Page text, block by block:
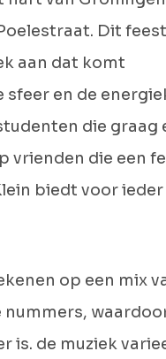
Dit feest
aan dat komt
en de
die graag
vrienden die een
biedt voor ieder
op een mix
is. de muziek